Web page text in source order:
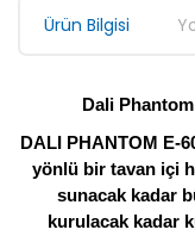
Ürün Bilgisi
Dali
DALI PHANTOM E-
yönlü bir tavan içi
sunacak kadar
kurulacak kadar